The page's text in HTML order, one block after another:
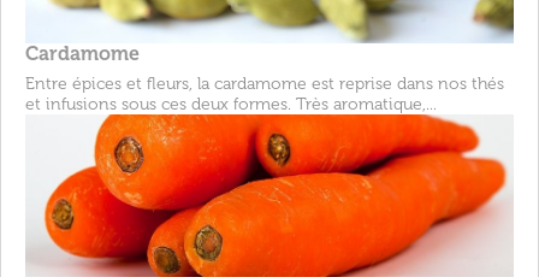
Cardamome
Entre épices et fleurs, la cardamome est reprise dans nos thés
et infusions sous ces deux formes. Très aromatique,...